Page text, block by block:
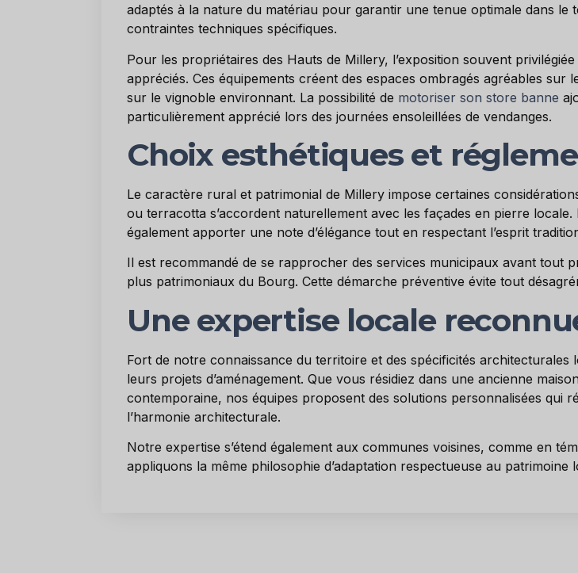
adaptés à la nature du matériau pour garantir une tenue optimale dans le
contraintes techniques spécifiques.
Pour les propriétaires des Hauts de Millery, l’exposition souvent
appréciés. Ces équipements créent des espaces ombragés agréables
sur le vignoble environnant. La possibilité de motoriser son store banne
particulièrement apprécié lors des journées ensoleillées de vendanges.
Choix esthétiques et
Le caractère rural et patrimonial de Millery impose certaines
ou terracotta s’accordent naturellement avec les façades en pierre
également apporter une note d’élégance tout en respectant l’esprit
Il est recommandé de se rapprocher des services municipaux avant tout
plus patrimoniaux du Bourg. Cette démarche préventive évite tout
Une expertise locale
Fort de notre connaissance du territoire et des spécificités
leurs projets d’aménagement. Que vous résidiez dans une ancienne
contemporaine, nos équipes proposent des solutions personnalisées qui
l’harmonie architecturale.
Notre expertise s’étend également aux communes voisines, comme en
appliquons la même philosophie d’adaptation respectueuse au patrimoine